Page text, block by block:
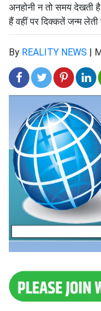
अनहोनी न तो समय देखती
हैं वहीं पर दिक्कतें जन्म
By REALITY NEWS |